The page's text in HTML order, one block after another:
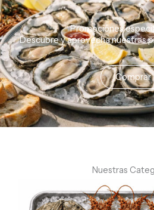
Promociones
Descubreyaprovechanuestras
Comprar
Nuestras